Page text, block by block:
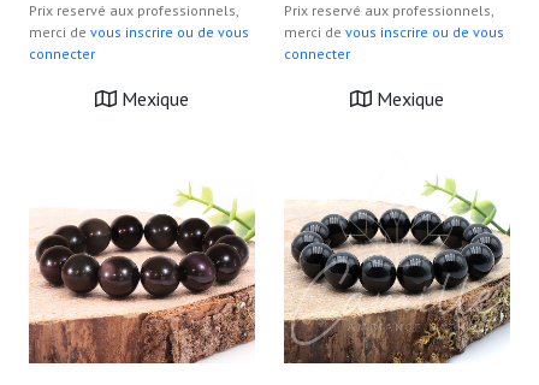
Prix reservé aux professionnels,
merci de vous inscrire ou de vous
connecter
Mexique
Prix reservé aux professionnels,
merci de vous inscrire ou de vous
connecter
Mexique